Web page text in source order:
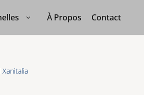
À Propos Contact